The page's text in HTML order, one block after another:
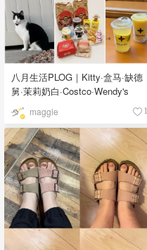
八月生活PLOG｜Kitty·盒马·缺德
舅·茉莉奶白·Costco·Wendy's
maggie 1